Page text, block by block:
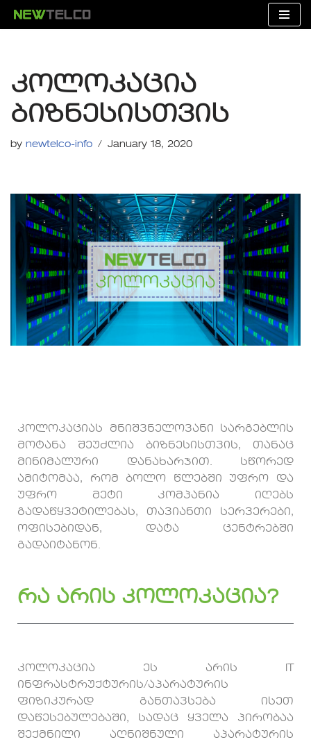
content
კოლოკაცია
ბიზნესისთვის
by newtelco-info January 18, 2020
კოლოკაციას მნიშვნელოვანი სარგებლის
მოტანა შეუძლია ბიზნესისთვის, თანაც
მინიმალური დანახარჯით. სწორედ
ამიტომაა, რომ ბოლო წლებში უფრო და
უფრო მეტი კომპანია იღებს
გადაწყვეტილებას, თავიანთი სერვერები,
ოფისებიდან, დატა ცენტრებში
გადაიტანონ.
რა არის კოლოკაცია?
კოლოკაცია ეს არის IT
ინფრასტრუქტურის/აპარატურის
ფიზიკურად განთავსება ისეთ
დაწესებულებაში, სადაც ყველა პირობაა
შექმნილი აღნიშნული აპარატურის